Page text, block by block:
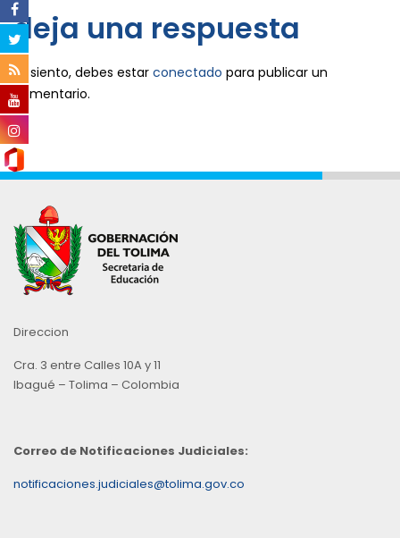
deja una respuesta
Lo siento, debes estar conectado para publicar un
comentario.
Direccion
Cra. 3 entre Calles 10A y 11
Ibagué – Tolima – Colombia
Correo de Notificaciones Judiciales:
notificaciones.judiciales@tolima.gov.co